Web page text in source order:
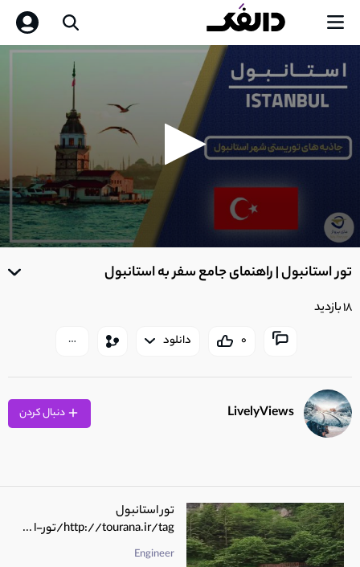
0
of تور استانبول | راهنمای جامع سفر به استانبول
18 بازدید
0 دانلود
LivelyViews
تور استانبول
http://tourana.ir/tag/تور-ا ...
Engineer